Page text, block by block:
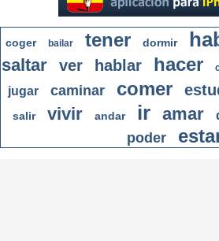
coger bailar tener dormir
saltar
ver hablar hacer
jugar caminar comer
salir vivir andar ir amar
poder